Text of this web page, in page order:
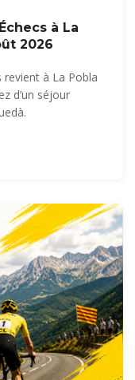
à La
2026
revient à La Pobla
d’un séjour